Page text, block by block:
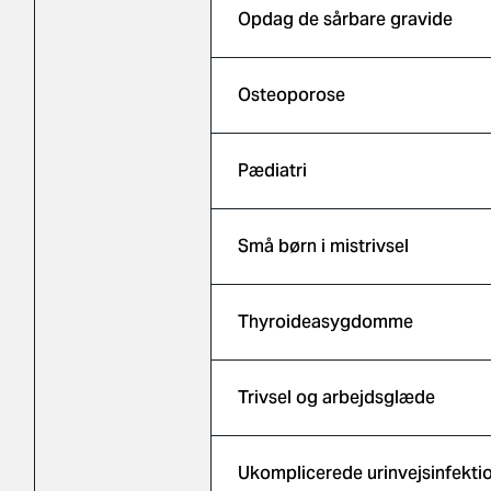
Opdag de sårbare gravide
Osteoporose
Pædiatri
Små børn i mistrivsel
Thyroideasygdomme
Trivsel og arbejdsglæde
Ukomplicerede